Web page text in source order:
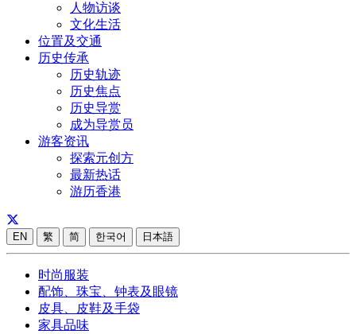
人物访谈
文化生活
位置及交通
历史传承
历史轨迹
历史焦点
历史导赏
成为导赏员
游客资讯
探索元创方
最新热话
游历香港
EN 繁 简 한국어 日本語
时尚服装
配饰、珠宝、钟表及眼镜
皮具、皮鞋及手袋
家具品味